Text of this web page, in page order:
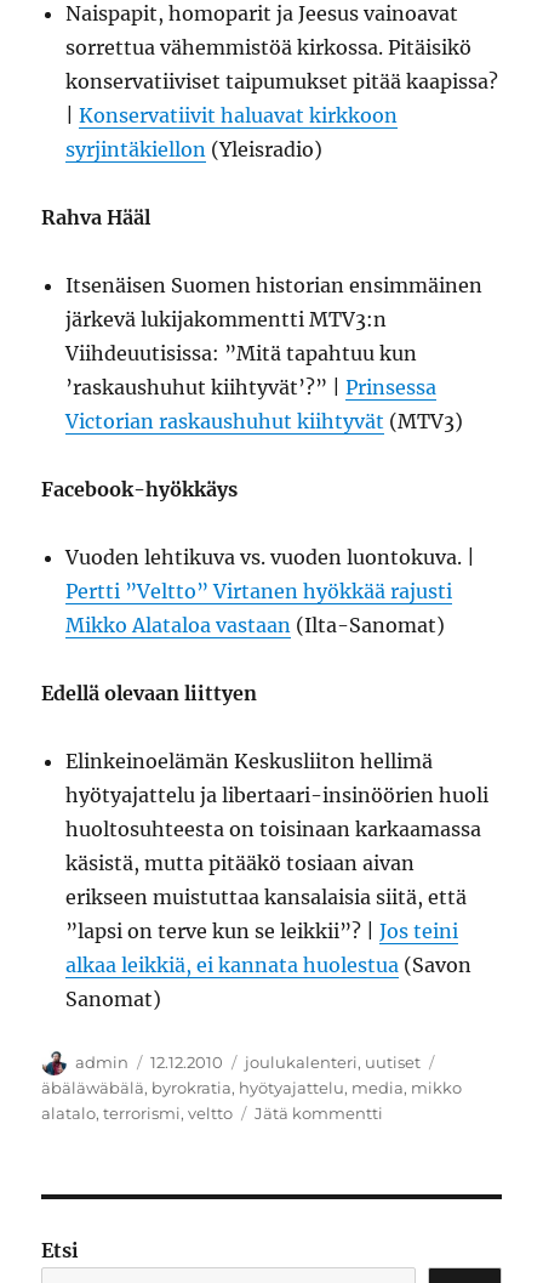
Naispapit, homoparit ja Jeesus vainoavat
sorrettua vähemmistöä kirkossa. Pitäisikö
konservatiiviset taipumukset pitää kaapissa?
|Konservatiivit haluavat kirkkoon
syrjintäkiellon (Yleisradio)
Rahva Hääl
Itsenäisen Suomen historian ensimmäinen
järkevä lukijakommentti MTV3:n
Viihdeuutisissa: ”Mitä tapahtuu kun
’raskaushuhut kiihtyvät’?” |Prinsessa
Victorian raskaushuhut kiihtyvät (MTV3)
Facebook-hyökkäys
Vuoden lehtikuva vs. vuoden luontokuva. |
Pertti ”Veltto” Virtanen hyökkää rajusti
Mikko Alataloa vastaan (Ilta-Sanomat)
Edellä olevaan liittyen
Elinkeinoelämän Keskusliiton hellimä
hyötyajattelu ja libertaari-insinöörien huoli
huoltosuhteesta on toisinaan karkaamassa
käsistä, mutta pitääkö tosiaan aivan
erikseen muistuttaa kansalaisia siitä, että
”lapsi on terve kun se leikkii”? |Jos teini
alkaa leikkiä, ei kannata huolestua (Savon
Sanomat)
Kirjoittaja
admin Julkaistu
12.12.2010 Kategoriat
joulukalenteri, uutiset
äbäläwäbälä, byrokratia, hyötyajattelu, media, mikko
alatalo,terrorismi,veltto Jätä kommentti
Etsi